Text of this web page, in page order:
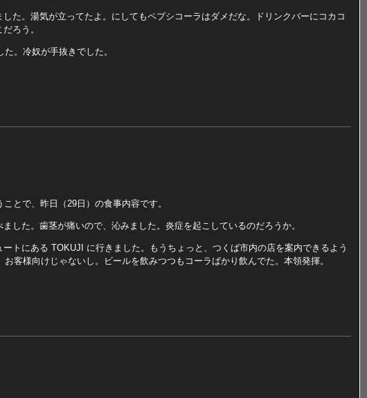
た。湯気が立ってたよ。にしてもペプシコーラはダメだな。ドリンクバーにコカコ
ろう。
。冷奴が手抜きでした。
とで、昨日（29日）の食事内容です。
した。歯茎が痛いので、沁みました。炎症を起こしているのだろうか。
トにある TOKUJI に行きました。もうちょっと、つくば市内の店を案内できるよう
客様向けじゃないし。ビールを飲みつつもコーラばかり飲んでた。本領発揮。